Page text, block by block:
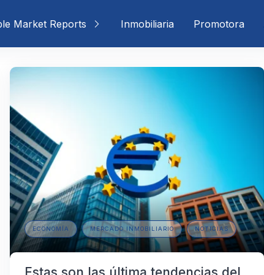
Market Reports Inmobiliaria Promotora
ECONOMÍA MERCADO INMOBILIARIO NOTICIAS